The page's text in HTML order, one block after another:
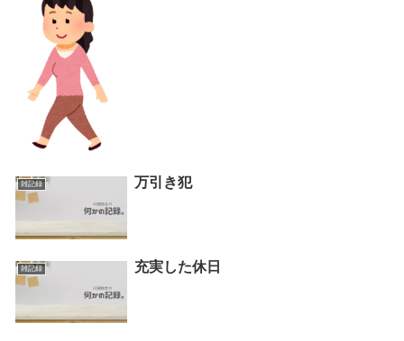
雑記録 万引き犯
雑記録 充実した休日